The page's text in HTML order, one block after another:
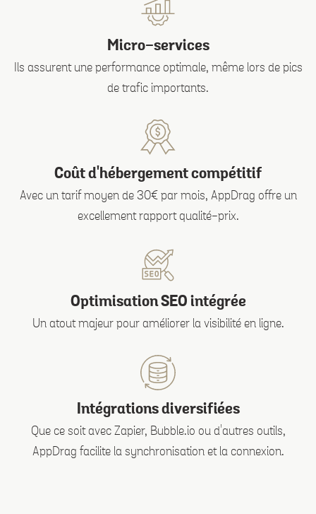
Micro-services
Ils assurent une performance optimale, même lors de pics
de trafic importants.
Coût d'hébergement compétitif
Avec un tarif moyen de 30€ par mois, AppDrag offre un
excellement rapport qualité-prix.
Optimisation SEO intégrée
Un atout majeur pour améliorer la visibilité en ligne.
Intégrations diversifiées
Que ce soit avec Zapier, Bubble.io ou d'autres outils,
AppDrag facilite la synchronisation et la connexion.